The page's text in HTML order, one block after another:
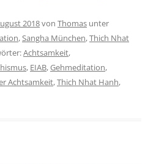
2018von Thomas unter
,Sangha München,Thich Nhat
Achtsamkeit,
, EIAB,Gehmeditation,
Achtsamkeit,Thich Nhat Hanh,